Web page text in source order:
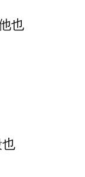
也